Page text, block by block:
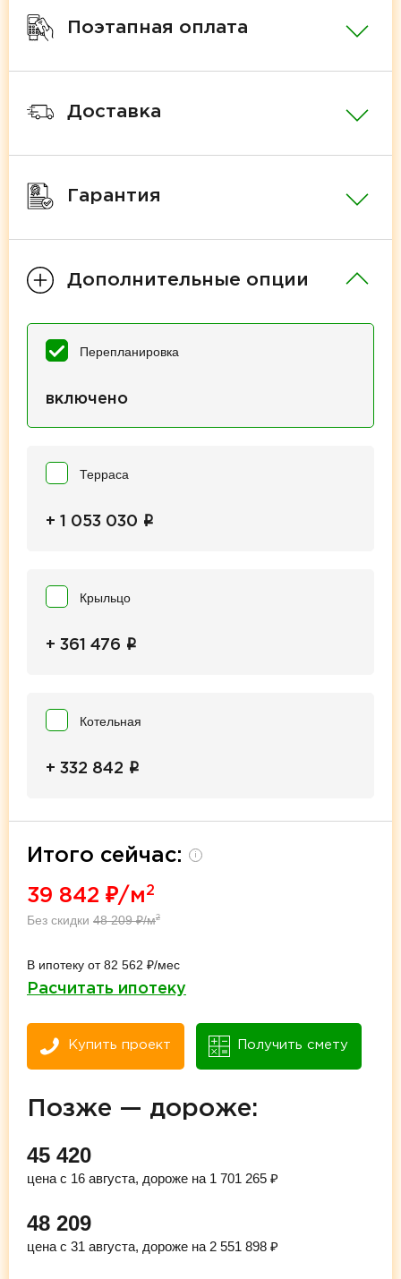
Поэтапная оплата
Доставка
Гарантия
Дополнительные опции
Перепланировка
включено
Терраса
+ 1 053 030 i
Крыльцо
+ 361 476 i
Котельная
+ 332 842 i
Итого сейчас: i
39 842 ₽/м 2
Без скидки 48 209₽/м2
В ипотеку от 82 562 ₽/мес
Расчитать ипотеку
Купить проект Получить смету
Позже — дороже:
45 420
цена с 16 августа, дороже на 1 701 265 ₽
48 209
цена с 31 августа, дороже на 2 551 898 ₽